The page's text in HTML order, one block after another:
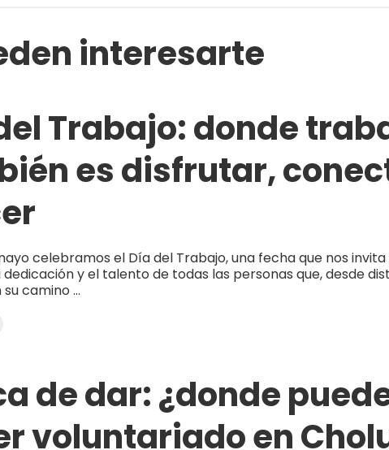
interesarte
Trabajo: donde
es disfrutar,
celebramos el Día del Trabajo, una fecha que nos
dedicación y el talento de todas las personas que, desde
camino ...
de dar: ¿donde
voluntariado en